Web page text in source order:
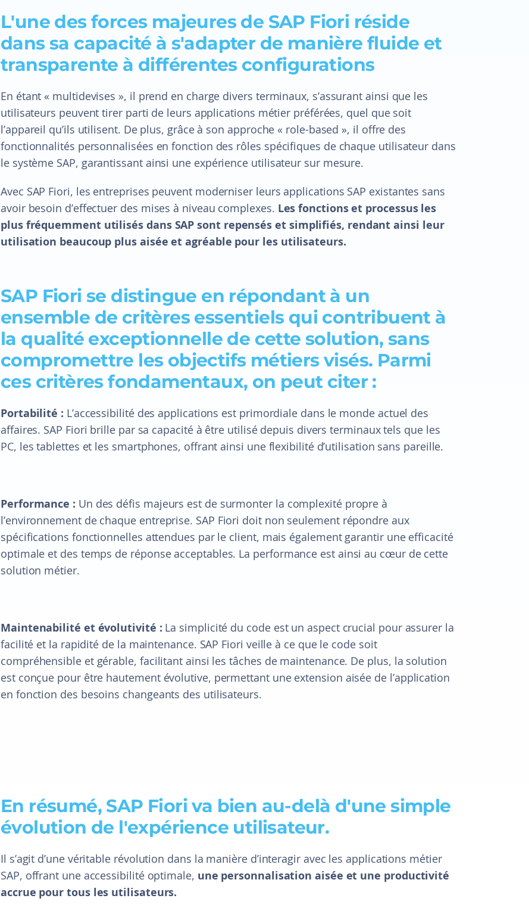
L'une des forces majeures de SAP Fiori réside
dans sa capacité à s'adapter de manière fluide et
transparente à différentes configurations
En étant « multidevises », il prend en charge divers terminaux, s’assurant ainsi que les
utilisateurs peuvent tirer parti de leurs applications métier préférées, quel que soit
l’appareil qu’ils utilisent. De plus, grâce à son approche « role-based », il offre des
fonctionnalités personnalisées en fonction des rôles spécifiques de chaque utilisateur dans
le système SAP, garantissant ainsi une expérience utilisateur sur mesure.
Avec SAP Fiori, les entreprises peuvent moderniser leurs applications SAP existantes sans
avoir besoin d’effectuer des mises à niveau complexes. Les fonctions et processus les
plus fréquemment utilisés dans SAP sont repensés et simplifiés, rendant ainsi leur
utilisation beaucoup plus aisée et agréable pour les utilisateurs.
SAP Fiori se distingue en répondant à un
ensemble de critères essentiels qui contribuent à
la qualité exceptionnelle de cette solution, sans
compromettre les objectifs métiers visés. Parmi
ces critères fondamentaux, on peut citer :
Portabilité : L’accessibilité des applications est primordiale dans le monde actuel des
affaires. SAP Fiori brille par sa capacité à être utilisé depuis divers terminaux tels que les
PC, les tablettes et les smartphones, offrant ainsi une flexibilité d’utilisation sans pareille.
Performance : Un des défis majeurs est de surmonter la complexité propre à
l’environnement de chaque entreprise. SAP Fiori doit non seulement répondre aux
spécifications fonctionnelles attendues par le client, mais également garantir une efficacité
optimale et des temps de réponse acceptables. La performance est ainsi au cœur de cette
solution métier.
Maintenabilité et évolutivité : La simplicité du code est un aspect crucial pour assurer la
facilité et la rapidité de la maintenance. SAP Fiori veille à ce que le code soit
compréhensible et gérable, facilitant ainsi les tâches de maintenance. De plus, la solution
est conçue pour être hautement évolutive, permettant une extension aisée de l’application
en fonction des besoins changeants des utilisateurs.
En résumé, SAP Fiori va bien au‍-‍delà d'une simple
évolution de l'expérience utilisateur.
Il s’agit d’une véritable révolution dans la manière d’interagir avec les applications métier
SAP, offrant une accessibilité optimale, une personnalisation aisée et une productivité
accrue pour tous les utilisateurs.